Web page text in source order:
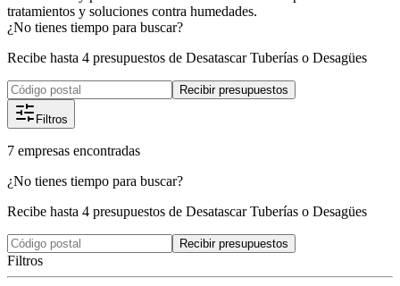
tratamientos y soluciones contra humedades.
¿No tienes tiempo para buscar?
Recibe hasta 4 presupuestos de Desatascar Tuberías o Desagües
Recibir presupuestos
Filtros
7 empresas encontradas
¿No tienes tiempo para buscar?
Recibe hasta 4 presupuestos de Desatascar Tuberías o Desagües
Recibir presupuestos
Filtros